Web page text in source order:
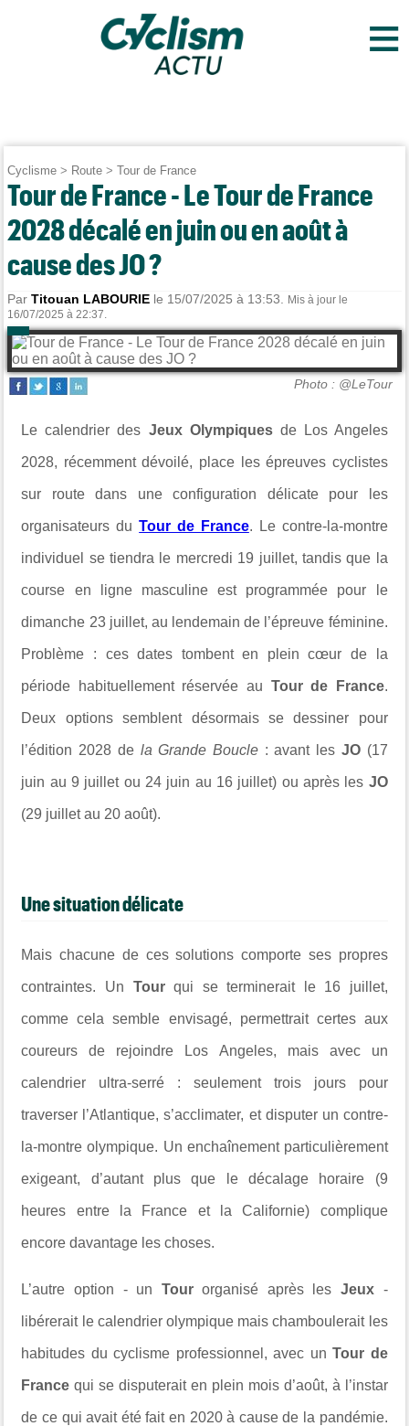
≡
Cyclisme > Route >Tour de France
Tour de France - Le Tour de France
2028 décalé en juin ou en août à
cause des JO ?
ParTitouan LABOURIE le 15/07/2025 à 13:53.
Mis à jour le
16/07/2025 à 22:37.
Photo : @LeTour
Le calendrier des Jeux Olympiques de Los Angeles
2028, récemment dévoilé, place les épreuves cyclistes
sur route dans une configuration délicate pour les
organisateurs du Tour de France. Le contre-la-montre
individuel se tiendra le mercredi 19 juillet, tandis que la
course en ligne masculine est programmée pour le
dimanche 23 juillet, au lendemain de l’épreuve féminine.
Problème : ces dates tombent en plein cœur de la
période habituellement réservée au Tour de France.
Deux options semblent désormais se dessiner pour
l’édition 2028 de la Grande Boucle : avant les JO (17
juin au 9 juillet ou 24 juin au 16 juillet) ou après les JO
(29 juillet au 20 août).
Une situation délicate
Mais chacune de ces solutions comporte ses propres
contraintes. Un Tourqui se terminerait le 16 juillet,
comme cela semble envisagé, permettrait certes aux
coureurs de rejoindre Los Angeles, mais avec un
calendrier ultra-serré : seulement trois jours pour
traverser l’Atlantique, s’acclimater, et disputer un contre-
la-montre olympique. Un enchaînement particulièrement
exigeant, d’autant plus que le décalage horaire (9
heures entre la France et la Californie) complique
encore davantage les choses.
L’autre option - un Tourorganisé après les Jeux -
libérerait le calendrier olympique mais chamboulerait les
habitudes du cyclisme professionnel, avec unTour de
Francequi se disputerait en plein mois d’août, à l’instar
de ce qui avait été fait en 2020 à cause de la pandémie.